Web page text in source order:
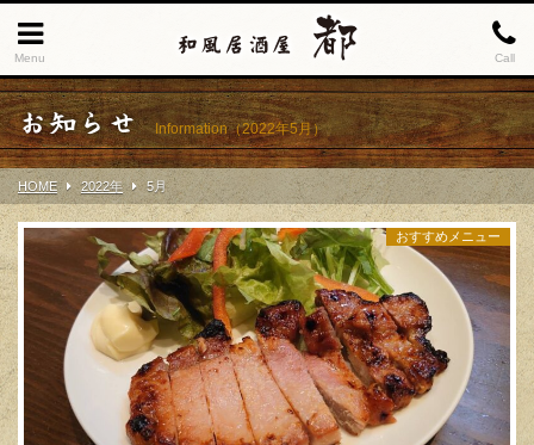
Menu Call
お知らせ Information（2022年5月）
HOME 2022年 5月
おすすめメニュー